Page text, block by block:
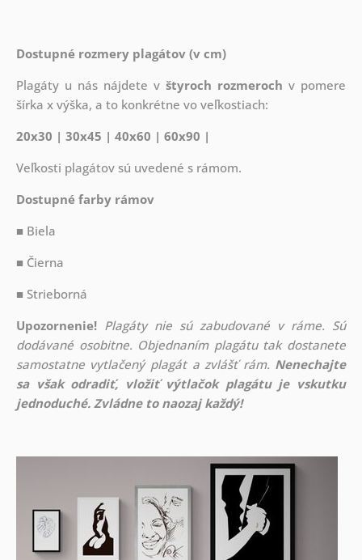
Dostupné rozmery plagátov (v cm)
Plagáty u nás nájdete vštyroch rozmeroch v pomere
šírka x výška, a to konkrétne vo veľkostiach:
20x30 | 30x45 | 40x60 | 60x90 |
Veľkosti plagátov sú uvedené s rámom.
Dostupné farby rámov
■ Biela
■ Čierna
■ Strieborná
Upozornenie! Plagáty nie sú zabudované v ráme. Sú
dodávané osobitne. Objednaním plagátu tak dostanete
samostatne vytlačený plagát a zvlášť rám. Nenechajte
sa však odradiť, vložiť výtlačok plagátu je vskutku
jednoduché. Zvládne to naozaj každý!